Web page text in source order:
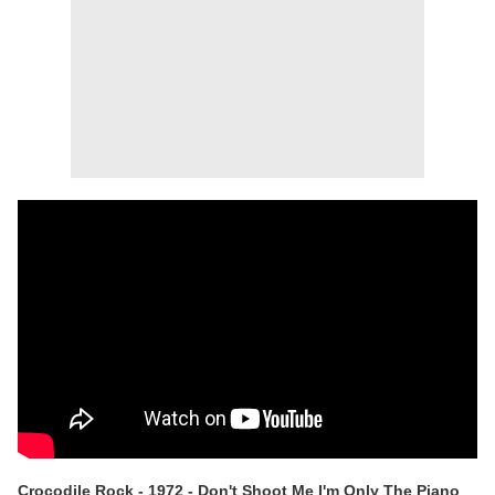
Crocodile Rock - 1972 - Don't Shoot Me I'm Only The Piano